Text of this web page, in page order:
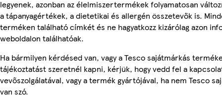
legyenek, azonban az élelmiszertermékek folyamatosan
a tápanyagértékek, a dietetikai és allergén összetevők is.
terméken található címkét és ne hagyatkozz kizárólag azon
weboldalon találhatóak.
Ha bármilyen kérdésed van, vagy a Tesco sajátmárkás
tájékoztatást szeretnél kapni, kérjük, hogy vedd fel a
vevőszolgálatával, vagy a termék gyártójával, ha nem Tesco
van szó.